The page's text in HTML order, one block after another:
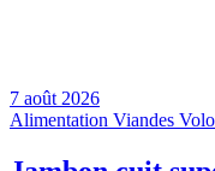
7 août 2026
Alimentation Viandes